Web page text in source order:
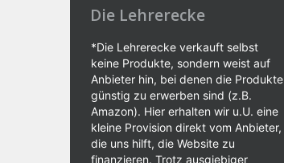
Die Lehrerecke
*Die Lehrerecke verkauft selbst
keine Produkte, sondern weist auf
Anbieter hin, bei denen die Produkte
günstig zu erwerben sind (z.B.
Amazon). Hier erhalten wir u.U. eine
kleine Provision direkt vom Anbieter,
die uns hilft, die Website zu
finanzieren. Trotz ausgiebiger